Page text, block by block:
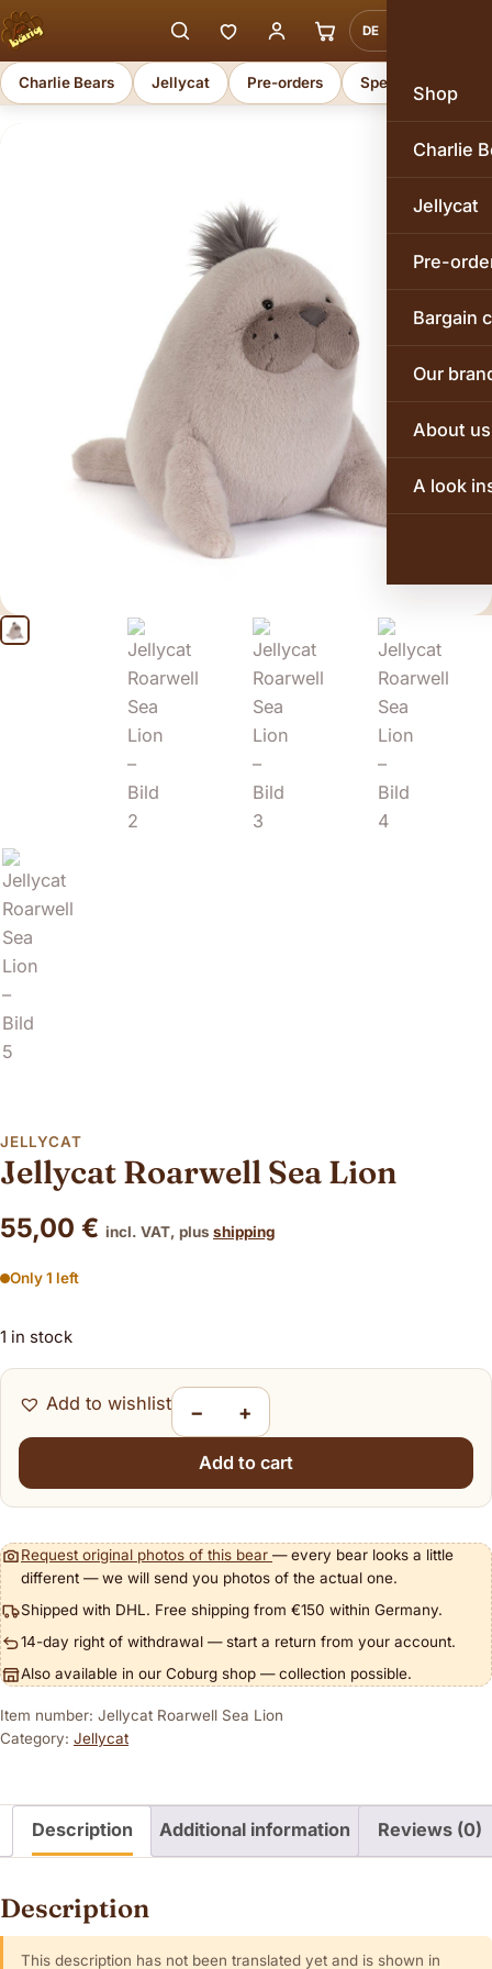
DE
Shop
Charlie
Jellycat
Pre-
Bargain
Our
About us
A look
Charlie Bears Jellycat Pre-orders Special offers
JELLYCAT
Jellycat Roarwell Sea Lion
55,00 € incl. VAT, plus shipping
Only 1 left
1 in stock
Add to wishlist −
Jellycat Roarwell Sea Lion quantity
+
Add to cart
Request original photos of this bear — every bear looks a little
different — we will send you photos of the actual one.
Shipped with DHL. Free shipping from €150 within Germany.
14-day right of withdrawal — start a return from your account.
Also available in our Coburg shop — collection possible.
Item number: Jellycat Roarwell Sea Lion
Category: Jellycat
Description Additional information Reviews (0)
Description
This description has not been translated yet and is shown in